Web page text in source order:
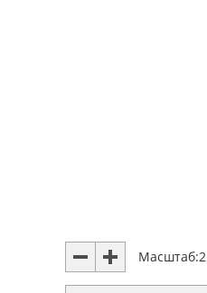
Масштаб:2